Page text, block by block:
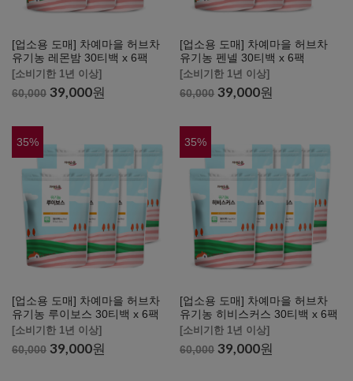
[업소용 도매] 차예마을 허브차
유기농 레몬밤 30티백 x 6팩
[소비기한 1년 이상]
60,000 39,000원
[업소용 도매] 차예마을 허브차
유기농 펜넬 30티백 x 6팩
[소비기한 1년 이상]
60,000 39,000원
35%
[업소용 도매] 차예마을 허브차
유기농 루이보스 30티백 x 6팩
[소비기한 1년 이상]
60,000 39,000원
35%
[업소용 도매] 차예마을 허브차
유기농 히비스커스 30티백 x 6팩
[소비기한 1년 이상]
60,000 39,000원